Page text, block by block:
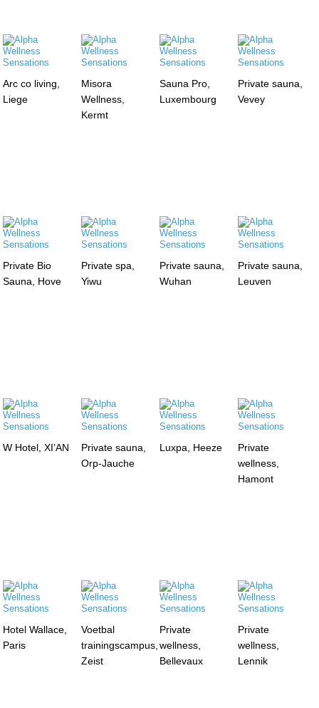
Arc co living,
Liege
Misora
Wellness,
Kermt
Sauna Pro,
Luxembourg
Private sauna,
Vevey
Private Bio
Sauna, Hove
Private spa,
Yiwu
Private sauna,
Wuhan
Private sauna,
Leuven
W Hotel, XI’AN
Private sauna,
Orp-Jauche
Luxpa, Heeze
Private
wellness,
Hamont
Hotel Wallace,
Paris
Voetbal
trainingscampus,
Zeist
Private
wellness,
Bellevaux
Private
wellness,
Lennik